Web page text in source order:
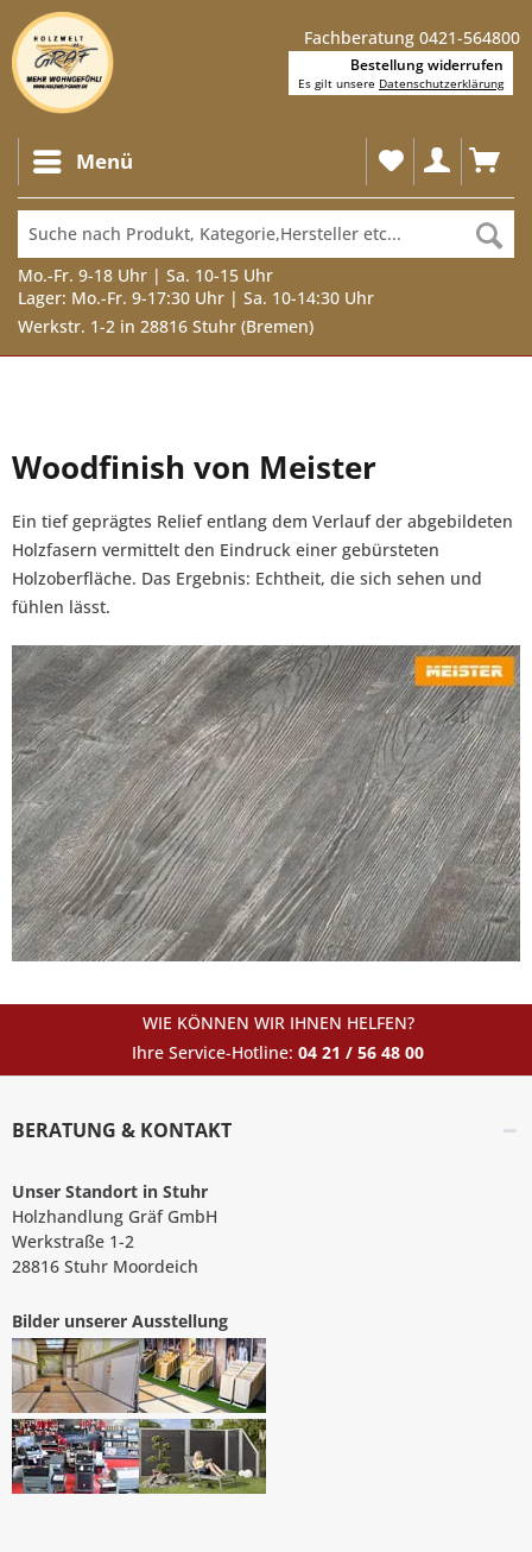
Fachberatung 0421-564800
Menü
Mo.-Fr. 9-18 Uhr | Sa. 10-15 Uhr
Lager: Mo.-Fr. 9-17:30 Uhr | Sa. 10-14:30 Uhr
Werkstr. 1-2 in 28816 Stuhr (Bremen)
Woodfinish von Meister
Ein tief geprägtes Relief entlang dem Verlauf der abgebildeten
Holzfasern vermittelt den Eindruck einer gebürsteten
Holzoberfläche. Das Ergebnis: Echtheit, die sich sehen und
fühlen lässt.
WIE KÖNNEN WIR IHNEN HELFEN?
Ihre Service-Hotline: 04 21 / 56 48 00
BERATUNG & KONTAKT
Unser Standort in Stuhr
Holzhandlung Gräf GmbH
Werkstraße 1-2
28816 Stuhr Moordeich
Bilder unserer Ausstellung
Bestellung widerrufen
Es gilt unsere Datenschutzerklärung